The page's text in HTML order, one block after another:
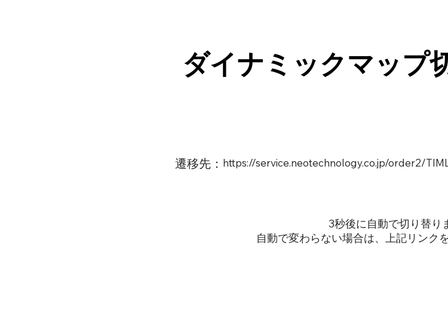
ダイナミックマップ
遷移先： https://service.neotechnology.co.jp/order2/
3秒後に自動で切り替り
自動で変わらない場合は、上記リンク